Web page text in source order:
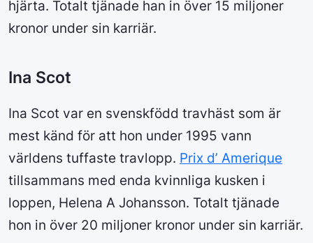
hjärta. Totalt tjänade han in över 15 miljoner
kronor under sin karriär.
Ina Scot
Ina Scot var en svenskfödd travhäst som är
mest känd för att hon under 1995 vann
världens tuffaste travlopp. Prix d’ Amerique
tillsammans med enda kvinnliga kusken i
loppen, Helena A Johansson. Totalt tjänade
hon in över 20 miljoner kronor under sin karriär.